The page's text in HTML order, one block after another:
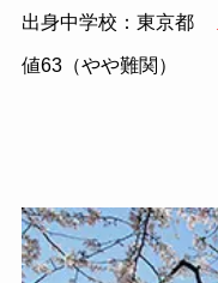
出身中学校：東京都
値63（やや難関）